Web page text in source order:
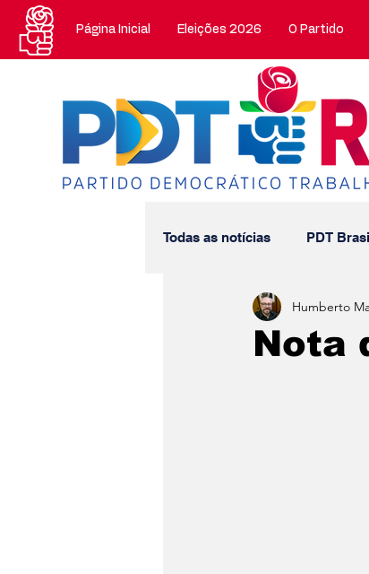
Página Inicial Eleições 2026 O Partido
Todas as notícias PDT
Mandatos Estaduais
Nota
Humberto